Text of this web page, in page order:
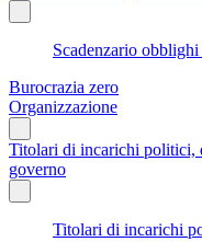
Scadenzario
Burocrazia zero
Organizzazione
Titolari di incarichi politici,
governo
Titolari di incarichi